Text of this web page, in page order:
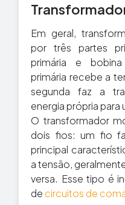
Em geral,
por três partes
primária e
primária recebe a
segunda faz a
energia própria para
O transformador
dois fios: um fio
principal
a tensão,
versa. Esse tipo é
de circuitos de